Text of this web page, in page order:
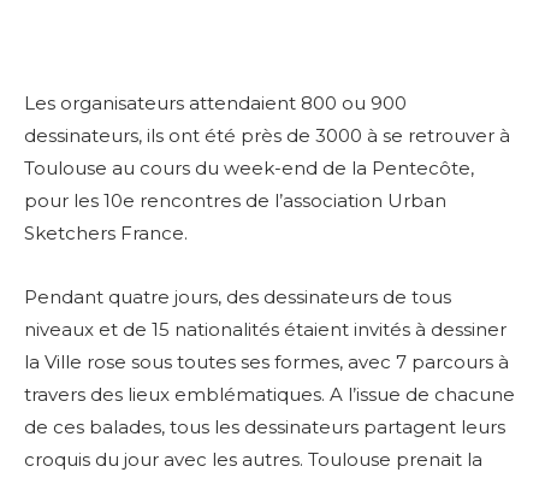
Les organisateurs attendaient 800 ou 900
dessinateurs, ils ont été près de 3000 à se retrouver à
Toulouse au cours du week-end de la Pentecôte,
pour les 10e rencontres de l’association Urban
Sketchers France.
Pendant quatre jours, des dessinateurs de tous
niveaux et de 15 nationalités étaient invités à dessiner
la Ville rose sous toutes ses formes, avec 7 parcours à
travers des lieux emblématiques. A l’issue de chacune
de ces balades, tous les dessinateurs partagent leurs
croquis du jour avec les autres. Toulouse prenait la